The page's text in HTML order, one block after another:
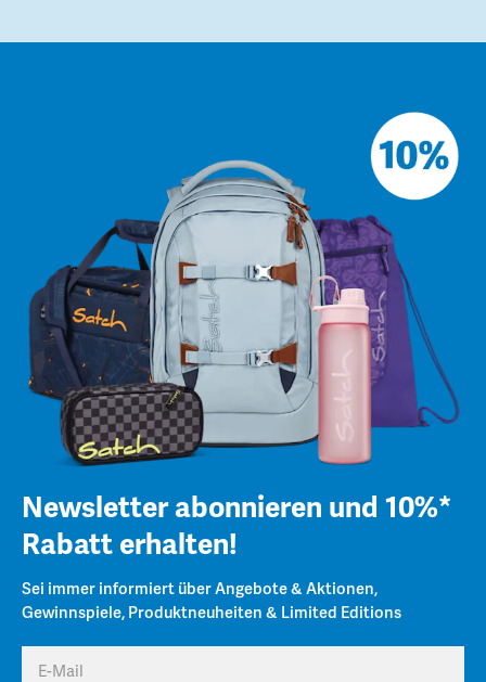
Newsletter abonnieren und 10%*
Rabatt erhalten!
Sei immer informiert über Angebote & Aktionen,
Gewinnspiele, Produktneuheiten & Limited Editions
E-Mail